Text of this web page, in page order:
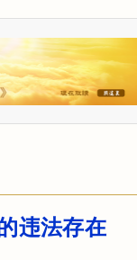
违法存在